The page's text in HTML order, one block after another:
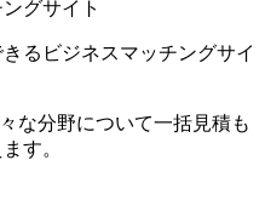
るビジネスマッチングサイ
な分野について一括見積も
す。